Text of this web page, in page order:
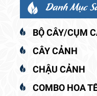
Danh Mục
BỘ CÂY/CỤM
CÂY CẢNH
CHẬU CẢNH
COMBO HOA